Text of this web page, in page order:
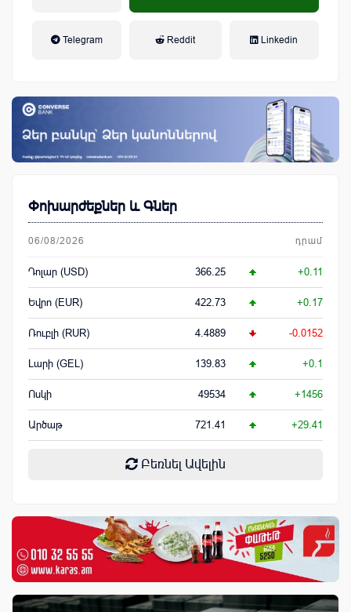
Telegram Reddit Linkedin
Փոխարժեքներ և Գներ
06/08/2026 դրամ
Դոլար (USD) 366.25 +0.11
Եվրո (EUR) 422.73 +0.17
Ռուբլի (RUR) 4.4889 -0.0152
Լարի (GEL) 139.83 +0.1
Ոսկի 49534 +1456
Արծաթ 721.41 +29.41
Բեռնել Ավելին